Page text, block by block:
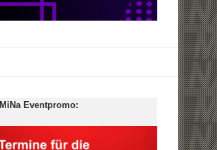
MiNa Eventpromo: